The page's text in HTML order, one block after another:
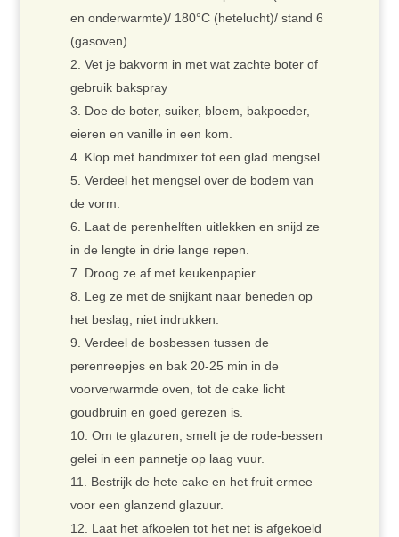
en onderwarmte)/ 180°C (hetelucht)/ stand 6
(gasoven)
Vet je bakvorm in met wat zachte boter of
gebruik bakspray
Doe de boter, suiker, bloem, bakpoeder,
eieren en vanille in een kom.
Klop met handmixer tot een glad mengsel.
Verdeel het mengsel over de bodem van
de vorm.
Laat de perenhelften uitlekken en snijd ze
in de lengte in drie lange repen.
Droog ze af met keukenpapier.
Leg ze met de snijkant naar beneden op
het beslag, niet indrukken.
Verdeel de bosbessen tussen de
perenreepjes en bak 20-25 min in de
voorverwarmde oven, tot de cake licht
goudbruin en goed gerezen is.
Om te glazuren, smelt je de rode-bessen
gelei in een pannetje op laag vuur.
Bestrijk de hete cake en het fruit ermee
voor een glanzend glazuur.
Laat het afkoelen tot het net is afgekoeld